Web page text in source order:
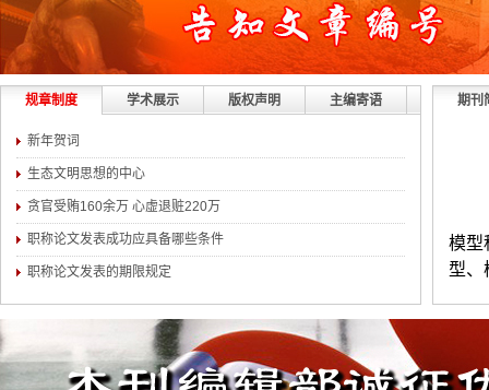
规章制度 学术展示 版权声明 主编寄语
新年贺词
生态文明思想的中心
贪官受贿160余万 心虚退赃220万
职称论文发表成功应具备哪些条件
职称论文发表的期限规定
期刊
模型
型、
术期
论文